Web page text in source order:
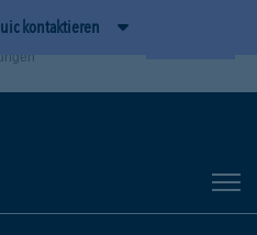
kontaktieren